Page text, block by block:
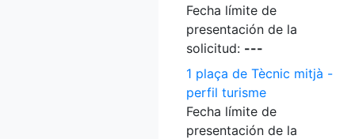
Fecha límite de
presentación de la
solicitud: ---
1 plaça de Tècnic mitjà -
perfil turisme
Fecha límite de
presentación de la